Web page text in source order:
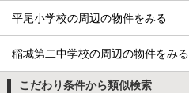
平尾小学校の周辺の物件をみる
稲城第二中学校の周辺の物件をみる
こだわり条件から類似検索